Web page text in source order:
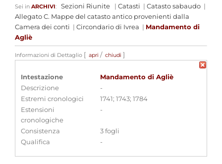
Sei in ARCHIVI: Sezioni Riunite | Catasti | Catasto sabaudo |
Allegato C. Mappe del catasto antico provenienti dalla
Camera dei conti | Circondario di Ivrea | Mandamento di
Agliè
Informazioni di Dettaglio [ apri / chiudi ]
Intestazione
Mandamento di Agliè
Descrizione
-
Estremi cronologici
1741; 1743; 1784
Estensioni
cronologiche
-
Consistenza
3 fogli
Qualifica
-